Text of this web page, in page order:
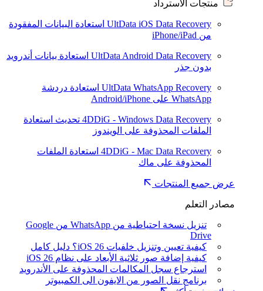
منتجات الاسترداد
UltData iOS Data Recovery استعادة البيانات المفقودة
من iPhone/iPad
UltData Android Data Recovery استعادة بيانات أندرويد
بدون جذر
UltData WhatsApp Recovery استعادة دردشة
WhatsApp على Android/iPhone
4DDiG - Windows Data Recovery تحديث استعادة
الملفات المحذوفة على الويندوز
4DDiG - Mac Data Recovery استعادة الملفات
المحذوفة على ماك
عرض جميع المنتجات
مصادر التعلم
تنزيل نسخة احتياطية من WhatsApp من Google
Drive
كيفية تعيين وتنزيل خلفيات iOS 26؟ دليل كامل
كيفية إضافة صور ثلاثية الأبعاد على نظام iOS 26
استرجاع سجل المكالمات المحذوفة على الأندرويد
برنامج نقل الصور من الايفون الى الكمبيوتر